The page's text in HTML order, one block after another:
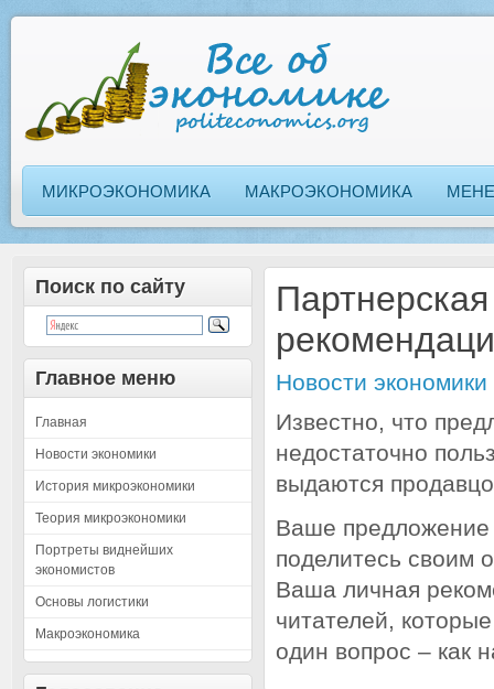
МИКРОЭКОНОМИКА МАКРОЭКОНОМИКА
Поиск по сайту
Главное меню
Главная
Новости экономики
История микроэкономики
Теория микроэкономики
Портреты виднейших
экономистов
Основы логистики
Макроэкономика
Новости экономики
Известно, что
недостаточно
выдаются
Ваше предложение
поделитесь своим
Ваша личная
читателей,
один вопрос – как